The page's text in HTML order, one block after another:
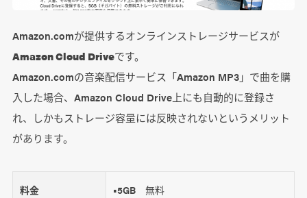
Amazon.comが提供するオンラインストレージサービスが
Amazon Cloud Driveです。
Amazon.comの音楽配信サービス「Amazon MP3」で曲を購
入した場合、Amazon Cloud Drive上にも自動的に登録さ
れ、しかもストレージ容量には反映されないというメリット
があります。
料金 ■5GB 無料